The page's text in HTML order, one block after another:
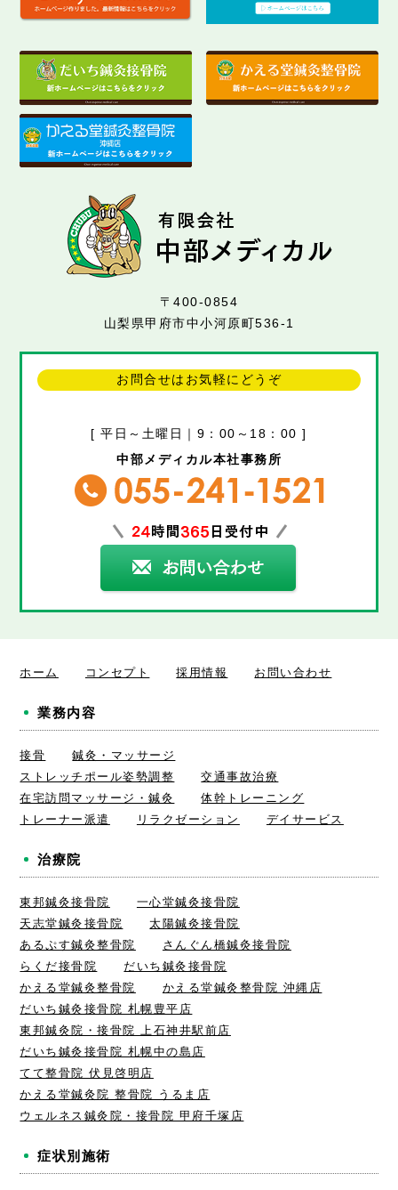
〒400-0854
山梨県甲府市中小河原町536-1
お問合せはお気軽にどうぞ
[ 平日～土曜日｜9：00～18：00 ]
中部メディカル本社事務所
ホーム コンセプト 採用情報 お問い合わせ
業務内容
接骨
鍼灸・マッサージ
ストレッチポール姿勢調整
交通事故治療
在宅訪問マッサージ・鍼灸
体幹トレーニング
トレーナー派遣
リラクゼーション デイサービス
治療院
東邦鍼灸接骨院
一心堂鍼灸接骨院
天志堂鍼灸接骨院
太陽鍼灸接骨院
あるぷす鍼灸整骨院
さんぐん橋鍼灸接骨院
らくだ接骨院
だいち鍼灸接骨院
かえる堂鍼灸整骨院
かえる堂鍼灸整骨院 沖縄店
だいち鍼灸接骨院 札幌豊平店
東邦鍼灸院・接骨院 上石神井駅前店
だいち鍼灸接骨院 札幌中の島店
てて整骨院 伏見啓明店
かえる堂鍼灸院 整骨院 うるま店
ウェルネス鍼灸院・接骨院 甲府千塚店
症状別施術